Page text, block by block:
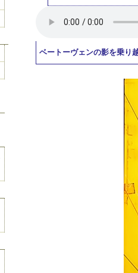
ベートーヴェンの影を乗り